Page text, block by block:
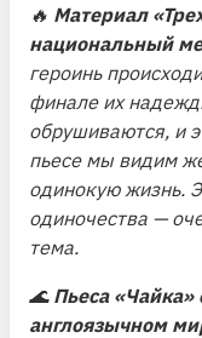
🔥 Материал
национальный
героинь
финале их
обрушиваются, и
пьесе мы видим
одинокую жизнь.
одиночества —
тема.
🌊 Пьеса «Чайка»
англоязычном